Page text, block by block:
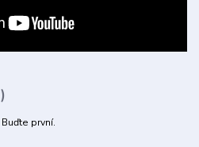
první.